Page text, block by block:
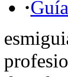
·